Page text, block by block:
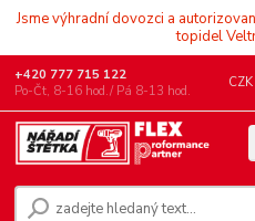
Jsme výhradní dovozci a
topidel
+420 777 715 122
Po-Čt, 8-16 hod./ Pá 8-13 hod.